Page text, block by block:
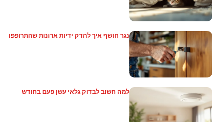
נגר חושף איך להדק ידיות ארונות שהתרופפו
למה חשוב לבדוק גלאי עשן פעם בחודש